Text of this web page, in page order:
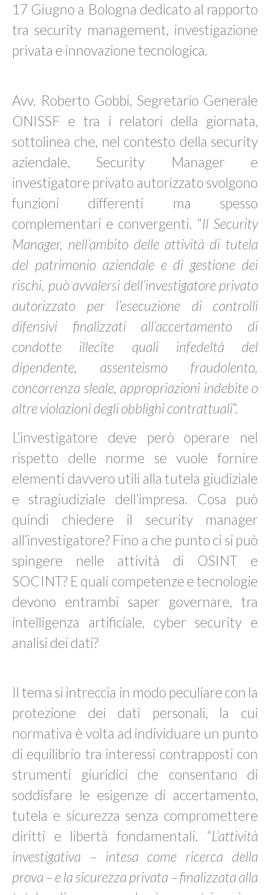
17 Giugno a Bologna dedicato al rapporto
tra security management, investigazione
privata e innovazione tecnologica.
Avv. Roberto Gobbi, Segretario Generale
ONISSF e tra i relatori della giornata,
sottolinea che, nel contesto della security
aziendale, Security Manager e
investigatore privato autorizzato svolgono
funzioni differenti ma spesso
complementari e convergenti. “Il Security
Manager, nell’ambito delle attività di tutela
del patrimonio aziendale e di gestione dei
rischi, può avvalersi dell’investigatore privato
autorizzato per l’esecuzione di controlli
difensivi finalizzati all’accertamento di
condotte illecite quali infedeltà del
dipendente, assenteismo fraudolento,
concorrenza sleale, appropriazioni indebite o
altre violazioni degli obblighi contrattuali”.
L’investigatore deve però operare nel
rispetto delle norme se vuole fornire
elementi davvero utili alla tutela giudiziale
e stragiudiziale dell’impresa. Cosa può
quindi chiedere il security manager
all’investigatore? Fino a che punto ci si può
spingere nelle attività di OSINT e
SOCINT? E quali competenze e tecnologie
devono entrambi saper governare, tra
intelligenza artificiale, cyber security e
analisi dei dati?
Il tema si intreccia in modo peculiare con la
protezione dei dati personali, la cui
normativa è volta ad individuare un punto
di equilibrio tra interessi contrapposti con
strumenti giuridici che consentano di
soddisfare le esigenze di accertamento,
tutela e sicurezza senza compromettere
diritti e libertà fondamentali. “L’attività
investigativa – intesa come ricerca della
prova – e la sicurezza privata – finalizzata alla